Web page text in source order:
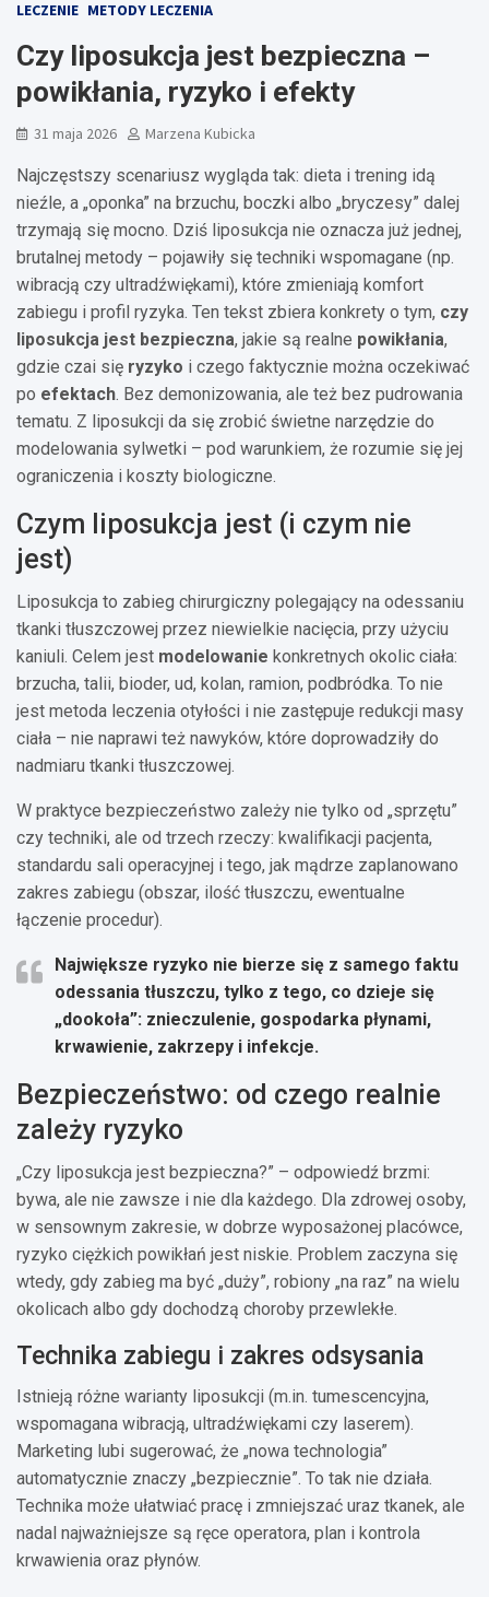
LECZENIE METODY LECZENIA
Czy liposukcja jest bezpieczna –
powikłania, ryzyko i efekty
31 maja 2026 Marzena Kubicka
Najczęstszy scenariusz wygląda tak: dieta i trening idą
nieźle, a „oponka” na brzuchu, boczki albo „bryczesy” dalej
trzymają się mocno. Dziś liposukcja nie oznacza już jednej,
brutalnej metody – pojawiły się techniki wspomagane (np.
wibracją czy ultradźwiękami), które zmieniają komfort
zabiegu i profil ryzyka. Ten tekst zbiera konkrety o tym, czy
liposukcja jest bezpieczna, jakie są realne powikłania,
gdzie czai się ryzyko i czego faktycznie można oczekiwać
po efektach. Bez demonizowania, ale też bez pudrowania
tematu. Z liposukcji da się zrobić świetne narzędzie do
modelowania sylwetki – pod warunkiem, że rozumie się jej
ograniczenia i koszty biologiczne.
Czym liposukcja jest (i czym nie
jest)
Liposukcja to zabieg chirurgiczny polegający na odessaniu
tkanki tłuszczowej przez niewielkie nacięcia, przy użyciu
kaniuli. Celem jest modelowanie konkretnych okolic ciała:
brzucha, talii, bioder, ud, kolan, ramion, podbródka. To nie
jest metoda leczenia otyłości i nie zastępuje redukcji masy
ciała – nie naprawi też nawyków, które doprowadziły do
nadmiaru tkanki tłuszczowej.
W praktyce bezpieczeństwo zależy nie tylko od „sprzętu”
czy techniki, ale od trzech rzeczy: kwalifikacji pacjenta,
standardu sali operacyjnej i tego, jak mądrze zaplanowano
zakres zabiegu (obszar, ilość tłuszczu, ewentualne
łączenie procedur).
Największe ryzyko nie bierze się z samego faktu
odessania tłuszczu, tylko z tego, co dzieje się
„dookoła”: znieczulenie, gospodarka płynami,
krwawienie, zakrzepy i infekcje.
Bezpieczeństwo: od czego realnie
zależy ryzyko
„Czy liposukcja jest bezpieczna?” – odpowiedź brzmi:
bywa, ale nie zawsze i nie dla każdego. Dla zdrowej osoby,
w sensownym zakresie, w dobrze wyposażonej placówce,
ryzyko ciężkich powikłań jest niskie. Problem zaczyna się
wtedy, gdy zabieg ma być „duży”, robiony „na raz” na wielu
okolicach albo gdy dochodzą choroby przewlekłe.
Technika zabiegu i zakres odsysania
Istnieją różne warianty liposukcji (m.in. tumescencyjna,
wspomagana wibracją, ultradźwiękami czy laserem).
Marketing lubi sugerować, że „nowa technologia”
automatycznie znaczy „bezpiecznie”. To tak nie działa.
Technika może ułatwiać pracę i zmniejszać uraz tkanek, ale
nadal najważniejsze są ręce operatora, plan i kontrola
krwawienia oraz płynów.